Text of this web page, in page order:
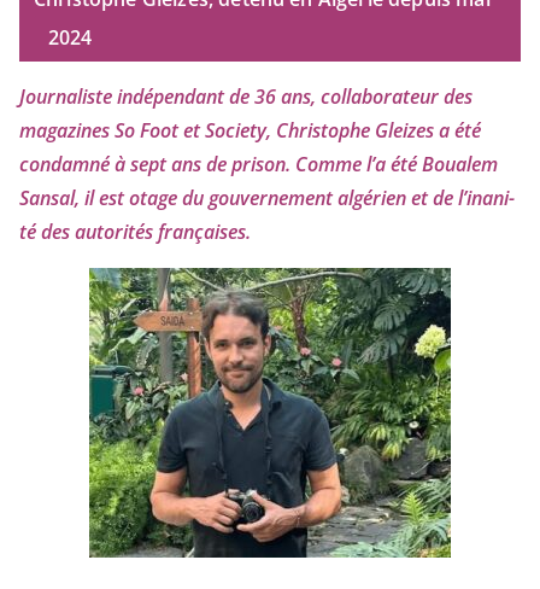
2024
Journaliste indé­pen­dant de36ans, col­la­bo­ra­teur des
maga­zines So Foot et Society, Christophe Gleizesa été
condam­né à sept ans de pri­son. Comme l’a été Boualem
Sansal, il est otage du gou­ver­ne­ment algé­rien et de l’i­na­ni­
té des auto­ri­tés françaises.